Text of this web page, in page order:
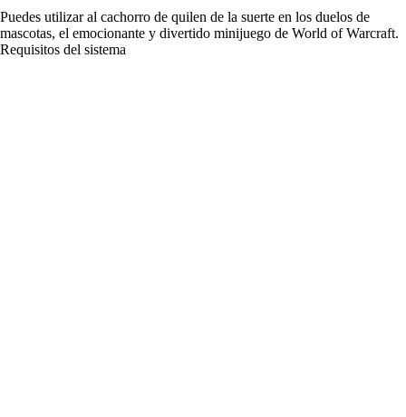
Puedes utilizar al cachorro de quilen de la suerte en los duelos de
mascotas, el emocionante y divertido minijuego de World of Warcraft.
Requisitos del sistema